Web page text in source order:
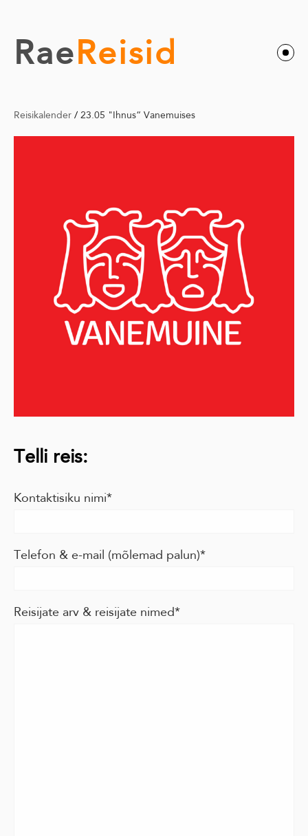
RaeReisid
Reisikalender / 23.05 "Ihnus“ Vanemuises
Telli reis:
Kontaktisiku nimi
Telefon & e-mail (mõlemad palun)
Reisijate arv & reisijate nimed